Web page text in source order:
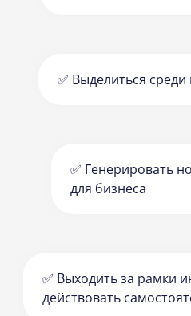
✅ Выделиться среди
✅ Генерировать
для бизнеса
✅ Выходить за рамки
действовать